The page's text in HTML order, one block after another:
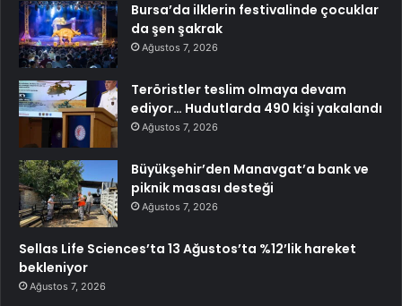
Bursa’da ilklerin festivalinde çocuklar
da şen şakrak
Ağustos 7, 2026
Teröristler teslim olmaya devam
ediyor… Hudutlarda 490 kişi yakalandı
Ağustos 7, 2026
Büyükşehir’den Manavgat’a bank ve
piknik masası desteği
Ağustos 7, 2026
Sellas Life Sciences’ta 13 Ağustos’ta %12’lik hareket
bekleniyor
Ağustos 7, 2026